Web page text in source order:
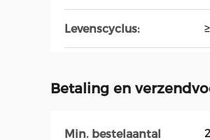
Levenscyclus:
Betaling en
Min. bestelaantal